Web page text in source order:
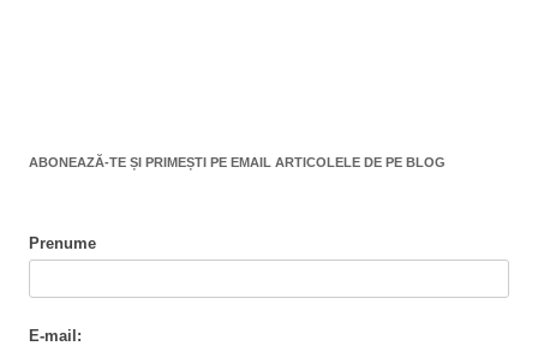
ABONEAZĂ-TE ȘI PRIMEȘTI PE EMAIL ARTICOLELE DE PE BLOG
Prenume
E-mail: